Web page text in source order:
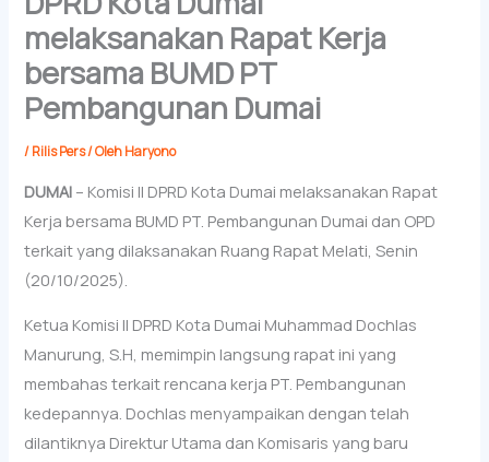
melaksanakan Rapat Kerja
bersama BUMD PT
Pembangunan Dumai
/Rilis Pers/ OlehHaryono
DUMAI – Komisi II DPRD Kota Dumai melaksanakan Rapat
Kerja bersama BUMD PT. Pembangunan Dumai dan OPD
terkait yang dilaksanakan Ruang Rapat Melati, Senin
(20/10/2025).
Ketua Komisi II DPRD Kota Dumai Muhammad Dochlas
Manurung, S.H, memimpin langsung rapat ini yang
membahas terkait rencana kerja PT. Pembangunan
kedepannya. Dochlas menyampaikan dengan telah
dilantiknya Direktur Utama dan Komisaris yang baru